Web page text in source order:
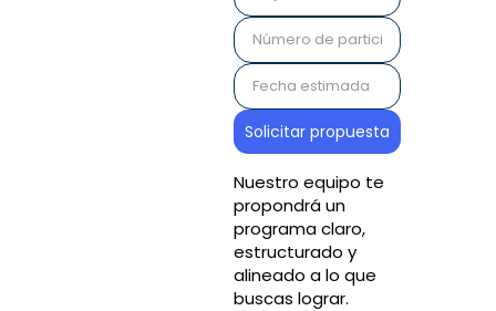
Nuestro equipo te
propondrá un
programa claro,
estructurado y
alineado a lo que
buscas lograr.